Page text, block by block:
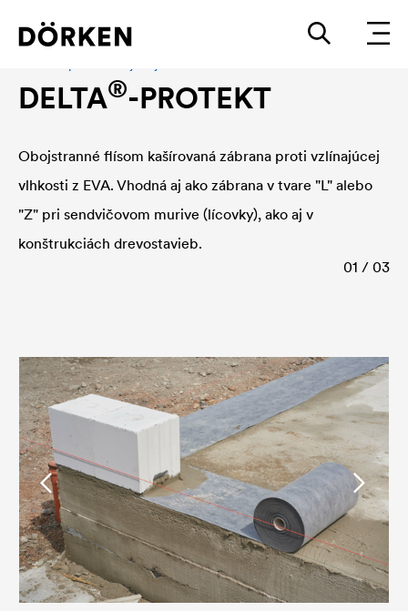
DELTA®-PROTEKT
Obojstranné flísom kašírovaná zábrana proti vzlínajúcej
vlhkosti z EVA. Vhodná aj ako zábrana v tvare "L" alebo
"Z" pri sendvičovom murive (lícovky), ako aj v
konštrukciách drevostavieb.
01 / 03